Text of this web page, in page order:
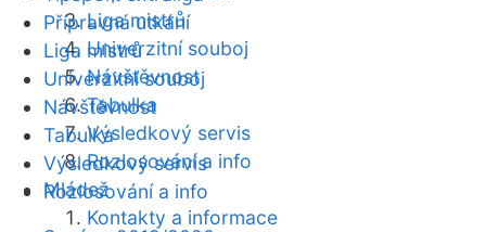
Liga mistrů
Univerzitní souboj
Návštěvnost
Tabulka
Výsledkový servis
Rozlosování a info
Mládež
Kontakty a informace
Přípravná utkání
Liga mistrů
Univerzitní souboj
Návštěvnost
Tabulka
Výsledkový servis
Rozlosování a info